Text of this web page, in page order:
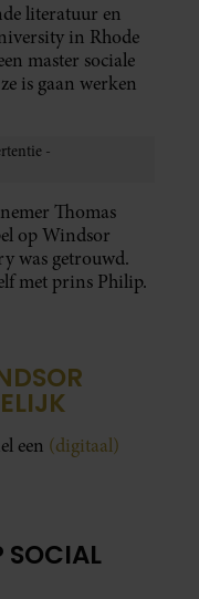
literatuur en
in Rhode
master sociale
is gaan werken
Thomas
op Windsor
was getrouwd.
met prins Philip.
een (digitaal)
SOCIAL